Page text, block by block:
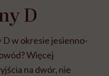
D
D w okresie jesienno-
Więcej
na dwór, nie